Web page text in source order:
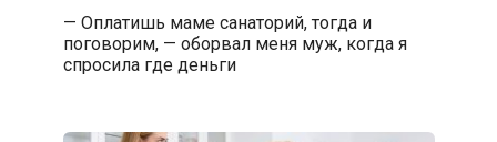
— Оплатишь маме санаторий, тогда и
поговорим, — оборвал меня муж, когда я
спросила где деньги